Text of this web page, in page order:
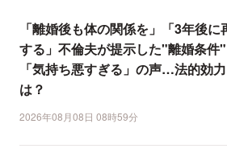
「離婚後も体の関係を」「3年後に
する」不倫夫が提示した"離婚条件
「気持ち悪すぎる」の声…法的効力
は？
2026年08月08日 08時59分